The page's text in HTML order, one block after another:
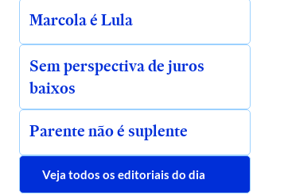
Marcola é Lula
Sem perspectiva de juros
baixos
Parente não é suplente
Veja todos os editoriais do dia